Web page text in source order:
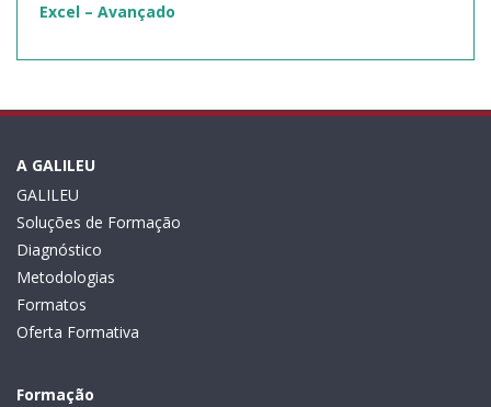
Excel – Avançado
A GALILEU
GALILEU
Soluções de Formação
Diagnóstico
Metodologias
Formatos
Oferta Formativa
Formação